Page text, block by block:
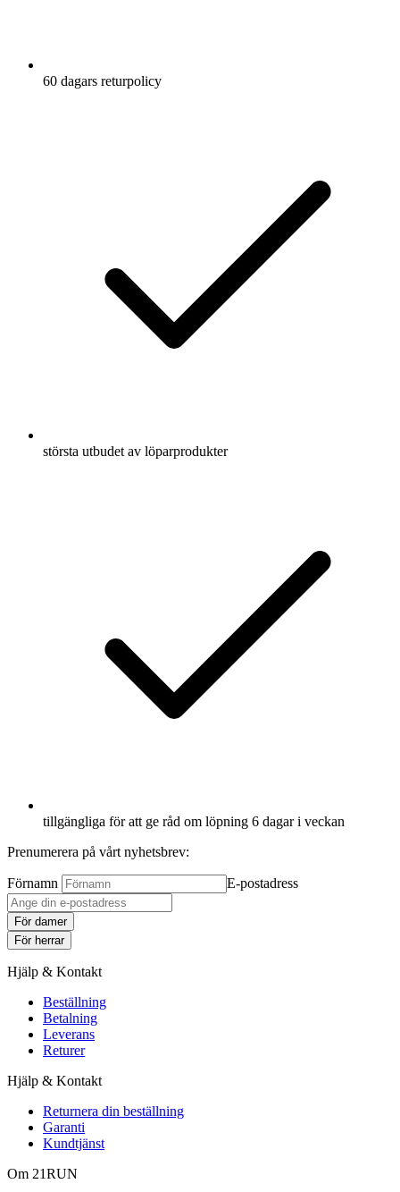
60 dagars returpolicy
största utbudet av löparprodukter
tillgängliga för att ge råd om löpning 6 dagar i veckan
Prenumerera på vårt nyhetsbrev:
Förnamn E-postadress
För damer
För herrar
Hjälp & Kontakt
Beställning
Betalning
Leverans
Returer
Hjälp & Kontakt
Returnera din beställning
Garanti
Kundtjänst
Om 21RUN